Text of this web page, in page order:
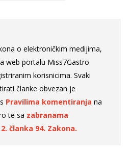
o elektroničkim medijima,
web portalu Miss7Gastro
korisnicima. Svaki
članke obvezan je
Pravilima komentiranja na
te sa zabranama
članka 94. Zakona.